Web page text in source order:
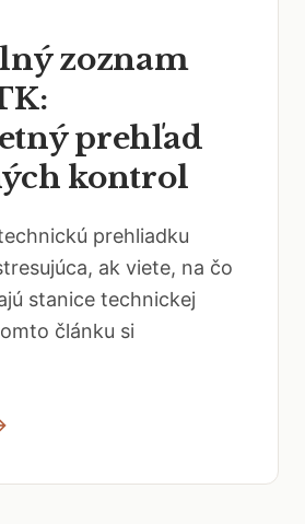
zoznam
prehľad
kontrol
prehliadku
ak viete, na čo
stanice technickej
článku si